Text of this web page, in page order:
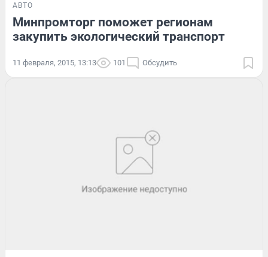
АВТО
Минпромторг поможет регионам
закупить экологический транспорт
11 февраля, 2015, 13:13 101 Обсудить